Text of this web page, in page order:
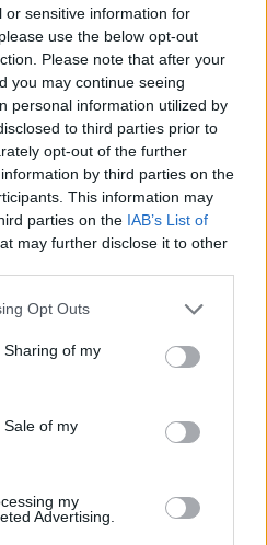
or sensitive information for
use the below opt-out
Please note that after your
you may continue seeing
personal information utilized by
to third parties prior to
opt-out of the further
by third parties on the
This information may
parties on the IAB’s List of
may further disclose it to other
Opt Outs
of my
of my
my
Advertising.
Ελληνικών Τραπεζών:
ενίσχυση και
χρεών στις οικογένειες
από τις φωτιές
|12:08
ΒΕΑ ζητούν παράταση
υποχρεωτική ηλεκτρονική
– Στο τραπέζι
εφαρμογής για το 2026
με τον γεν.
για τη διαχείριση του
|14:07
υγεία ανοίγει τις πύλες
Βερολίνο από τις 26 έως